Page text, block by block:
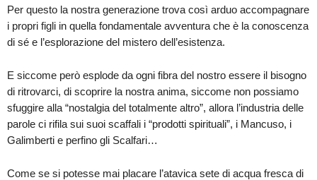
Per questo la nostra generazione trova così arduo accompagnare
i propri figli in quella fondamentale avventura che è la conoscenza
di sé e l’esplorazione del mistero dell’esistenza.
E siccome però esplode da ogni fibra del nostro essere il bisogno
di ritrovarci, di scoprire la nostra anima, siccome non possiamo
sfuggire alla “nostalgia del totalmente altro”, allora l’industria delle
parole ci rifila sui suoi scaffali i “prodotti spirituali”, i Mancuso, i
Galimberti e perfino gli Scalfari…
Come se si potesse mai placare l’atavica sete di acqua fresca di